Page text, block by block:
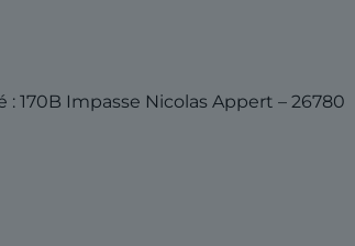
170B Impasse Nicolas Appert – 26780